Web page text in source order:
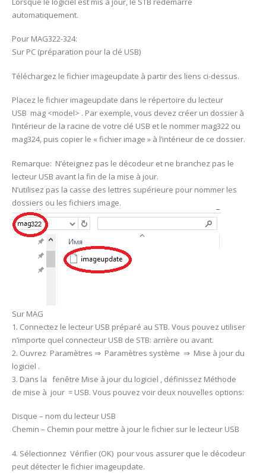
automatiquement.
Pour MAG322-324:
Sur PC (préparation pour la clé USB)
Téléchargez le fichier imageupdate à partir des liens ci-dessus.
Placez le fichier imageupdate dans le répertoire du lecteur
USB mag <model> . Par exemple, vous devez créer un dossier à
l’intérieur de la racine de votre clé USB et le nommer mag322 ou
mag324, puis copier le « fichier image » à l’intérieur de ce dossier.
Remarque: N’éteignez pas le décodeur et ne branchez pas le
lecteur USB avant la fin de la mise à jour.
N’utilisez pas la casse des lettres supérieure pour nommer les
dossiers ou les fichiers image.
Sur MAG
1. Connectez le lecteur USB préparé au STB. Vous pouvez utiliser
n’importe quel connecteur USB de STB: arrière ou avant.
2. Ouvrez Paramètres ⇒ Paramètres système ⇒ Mise à jour du
logiciel .
3. Dans la fenêtre Mise à jour du logiciel , définissez Méthode
de mise à jour = USB. Vous pouvez voir deux nouvelles options:
Disque – nom du lecteur USB
Chemin – Chemin pour mettre à jour le fichier sur le lecteur USB
4. Sélectionnez Vérifier (OK) pour vous assurer que le décodeur
peut détecter le fichier imageupdate.